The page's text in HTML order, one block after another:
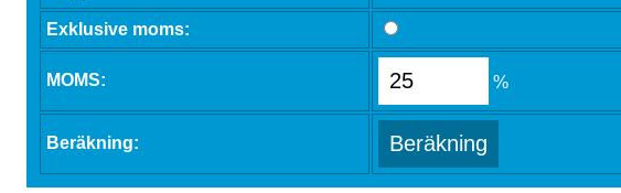
Exklusive moms:
MOMS: %
Beräkning: